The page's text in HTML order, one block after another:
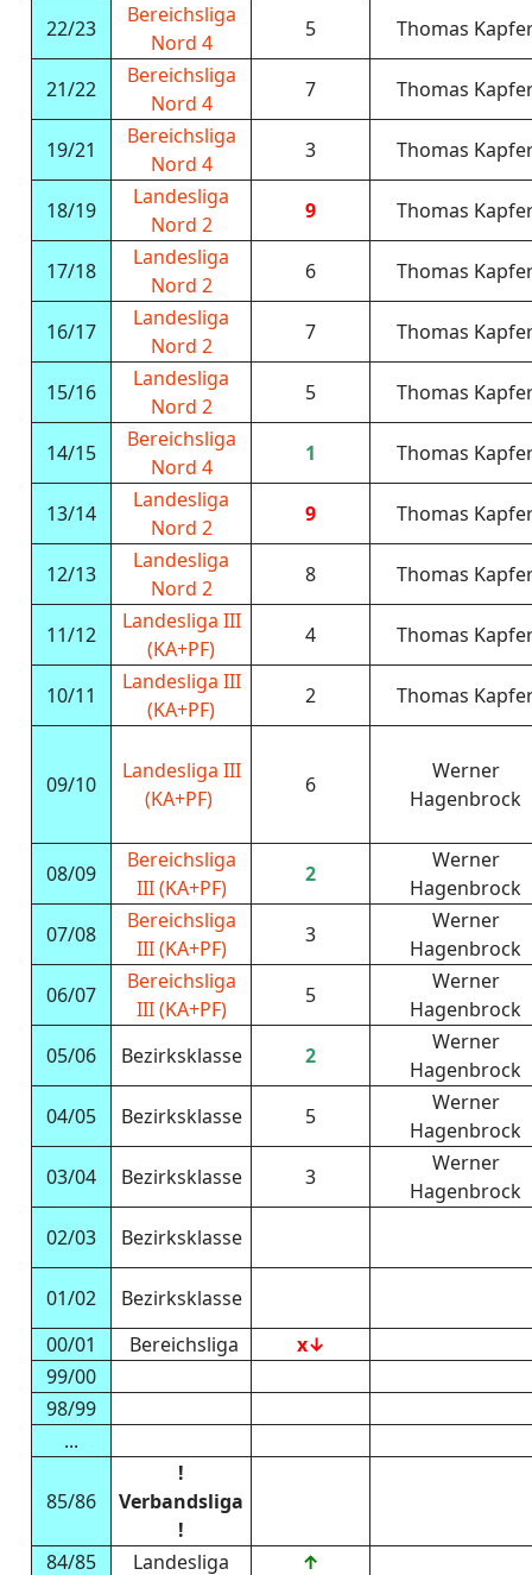
22/23
Bereichsliga
Nord 4
5 Thomas
21/22
Bereichsliga
Nord 4
7 Thomas
19/21
Bereichsliga
Nord 4
3 Thomas
18/19
Landesliga
Nord 2
9 Thomas
17/18
Landesliga
Nord 2
6 Thomas
16/17
Landesliga
Nord 2
7 Thomas
15/16
Landesliga
Nord 2
5 Thomas
14/15
Bereichsliga
Nord 4
1 Thomas
13/14
Landesliga
Nord 2
9 Thomas
12/13
Landesliga
Nord 2
8 Thomas
11/12
Landesliga III
(KA+PF)
4 Thomas
10/11
Landesliga III
(KA+PF)
2 Thomas
09/10
Landesliga III
(KA+PF)
6
Werner
Hagenbrock
08/09
Bereichsliga
III (KA+PF)
2
Werner
Hagenbrock
07/08
Bereichsliga
III (KA+PF)
3
Werner
Hagenbrock
06/07
Bereichsliga
III (KA+PF)
5
Werner
Hagenbrock
05/06
Bezirksklasse 2
Werner
Hagenbrock
04/05
Bezirksklasse 5
Werner
Hagenbrock
03/04
Bezirksklasse 3
Werner
Hagenbrock
02/03
Bezirksklasse
01/02
Bezirksklasse
00/01
Bereichsliga
x↓
99/00
98/99
...
85/86
!
Verbandsliga
!
84/85
Landesliga
↑